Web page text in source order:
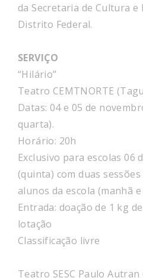
da Secretaria de Cultura e
Distrito Federal.
SERVIÇO
“Hilário”
Teatro CEMTNORTE
Datas: 04 e 05 de
quarta).
Horário: 20h
Exclusivo para escolas 06
(quinta) com duas
alunos da escola (manhã
Entrada: doação de 1 kg
lotação
Classificação livre
Teatro SESC Paulo